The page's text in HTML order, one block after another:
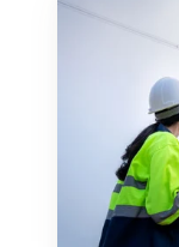
turvallisuus­